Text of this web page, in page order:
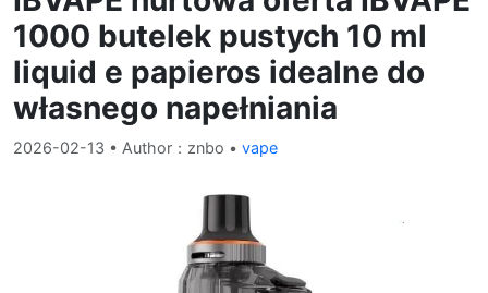
1000 butelek pustych 10 ml
liquid e papieros idealne do
własnego napełniania
2026-02-13 • Author：znbo • vape